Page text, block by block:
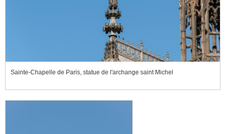
Sainte-Chapelle de Paris, statue de l'archange saint Michel